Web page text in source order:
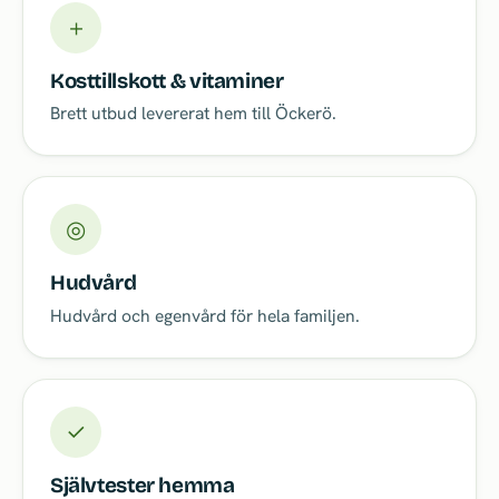
＋
Kosttillskott & vitaminer
Brett utbud levererat hem till Öckerö.
◎
Hudvård
Hudvård och egenvård för hela familjen.
✓
Självtester hemma